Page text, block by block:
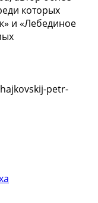
которых
и «Лебединое
petr-